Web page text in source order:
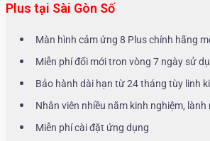
Plus tại Sài Gòn Số
Màn hình cảm ứng 8 Plus chính hãng
Miễn phí đổi mới tron vòng 7 ngày sử
Bảo hành dài hạn từ 24 tháng tùy linh
Nhân viên nhiều năm kinh nghiệm, lành
Miễn phí cài đặt ứng dụng